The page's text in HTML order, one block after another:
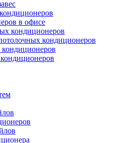
в офисе
кондиционеров
кондиционеров